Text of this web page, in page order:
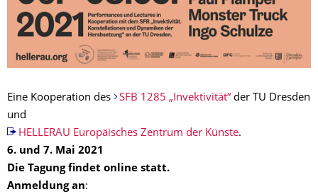
Eine Kooperation des SFB 1285 „Invektivität“der TU Dresden
und
HELLERAU Europäisches Zentrum der Künste.
6. und 7. Mai 2021
Die Tagung findet online statt.
Anmeldung an: